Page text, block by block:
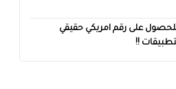
على رقم امريكي حقيقي
!!